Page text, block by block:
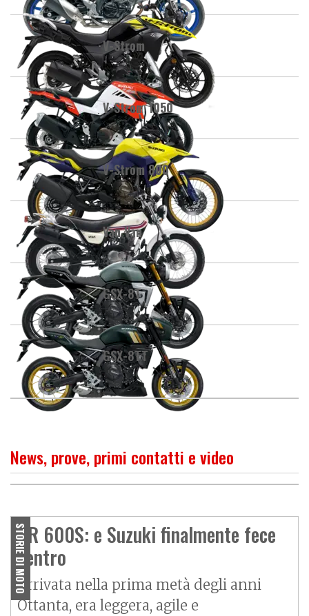
V-Strom
V-Strom 1050
V-Strom 800
Van Van
GSX-8T
GSX-8TT
News, prove, primi contatti e video
La Suzukina va in città
STORIE DI MOTO
DR 600S: e Suzuki finalmente fece
centro
Arrivata nella prima metà degli anni
Ottanta, era leggera, agile e